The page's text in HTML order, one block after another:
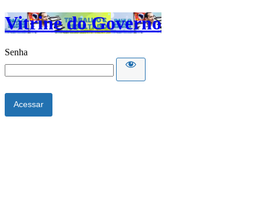
Vitrine do Governo
Senha